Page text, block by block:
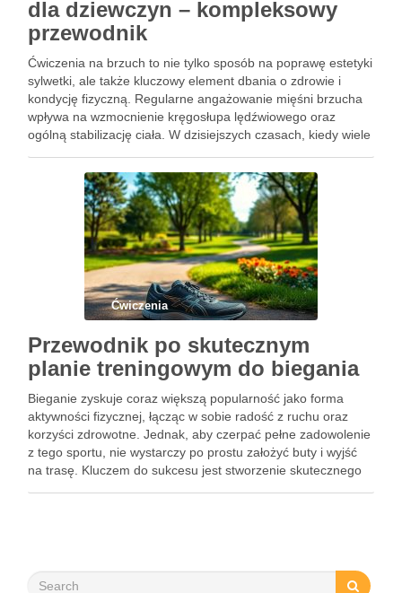
dla dziewczyn – kompleksowy
przewodnik
Ćwiczenia na brzuch to nie tylko sposób na poprawę estetyki
sylwetki, ale także kluczowy element dbania o zdrowie i
kondycję fizyczną. Regularne angażowanie mięśni brzucha
wpływa na wzmocnienie kręgosłupa lędźwiowego oraz
ogólną stabilizację ciała. W dzisiejszych czasach, kiedy wiele
te zyskują na popularności, szczególnie …
Ćwiczenia
Przewodnik po skutecznym
planie treningowym do biegania
Bieganie zyskuje coraz większą popularność jako forma
aktywności fizycznej, łącząc w sobie radość z ruchu oraz
korzyści zdrowotne. Jednak, aby czerpać pełne zadowolenie
z tego sportu, nie wystarczy po prostu założyć buty i wyjść
na trasę. Kluczem do sukcesu jest stworzenie skutecznego